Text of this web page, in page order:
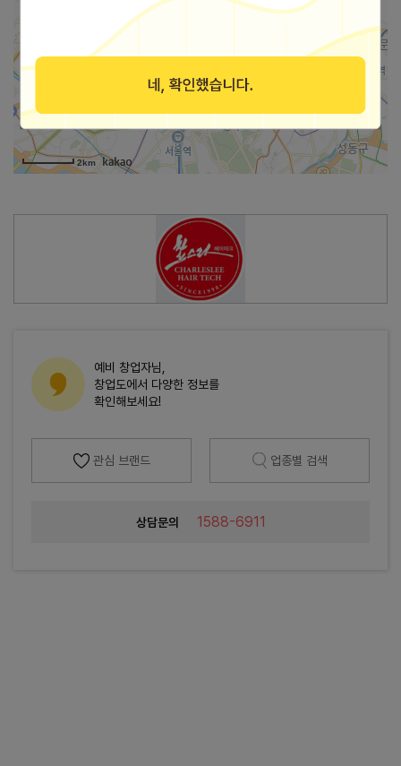
2km
가맹점 지도로 보기
예비 창업자님,
창업도에서 다양한 정보를
확인해보세요!
관심 브랜드 업종별 검색
상담문의 1588-6911